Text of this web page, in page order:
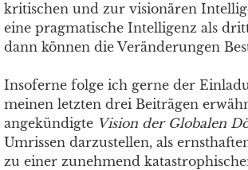
kritischen und zur visionären
eine pragmatische Intelligenz als
dann können die Veränderungen
Insoferne folge ich gerne der
meinen letzten drei Beiträgen
angekündigte Vision der Globalen
Umrissen darzustellen, als
zu einer zunehmend